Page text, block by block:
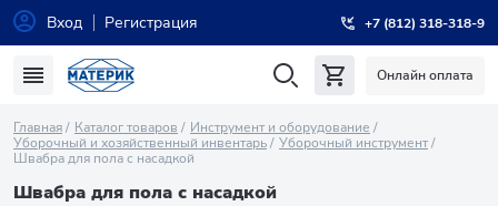
Вход Регистрация +7 (812) 318-318-9
Онлайн оплата
Главная Каталог товаров
Инструмент и оборудование
Уборочный и хозяйственный инвентарь
Уборочный инструмент
Швабра для пола с насадкой
Швабра для пола с насадкой